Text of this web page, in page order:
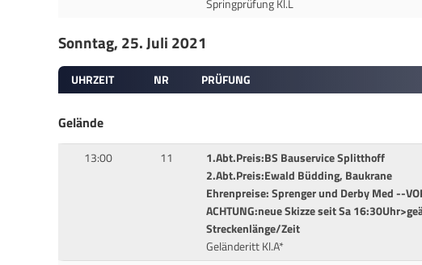
Springprüfung Kl.L
Sonntag, 25. Juli 2021
UHRZEIT NR PRÜFUNG
Gelände
13:00 11
1.Abt.Preis:BS Bauservice Splitthoff
2.Abt.Preis:Ewald Büdding, Baukrane
Ehrenpreise: Sprenger und Derby Med --
ACHTUNG:neue Skizze seit Sa
Streckenlänge/Zeit
Geländeritt Kl.A*